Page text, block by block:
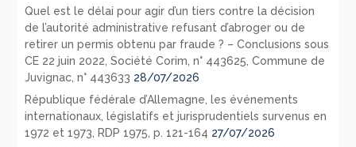
Quel est le délai pour agir d’un tiers contre la décision
de l’autorité administrative refusant d’abroger ou de
retirer un permis obtenu par fraude ? – Conclusions sous
CE 22 juin 2022, Société Corim, n° 443625, Commune de
Juvignac, n° 443633 28/07/2026
République fédérale d’Allemagne, les événements
internationaux, législatifs et jurisprudentiels survenus en
1972 et 1973, RDP 1975, p. 121-164 27/07/2026